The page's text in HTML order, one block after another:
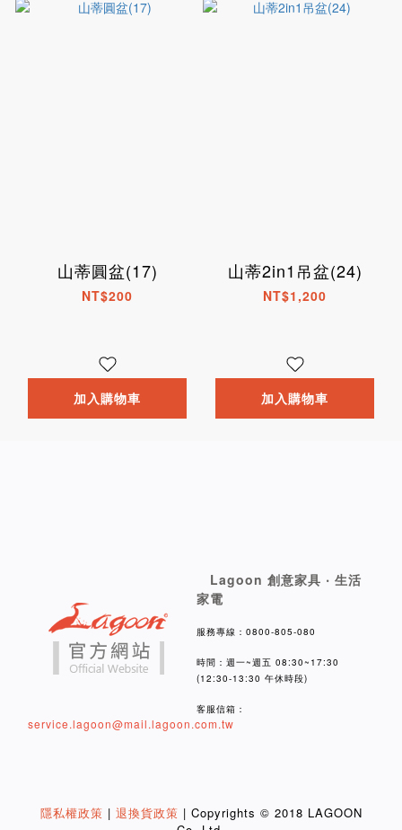
山蒂圓盆(17)
NT$200
加入購物車
山蒂2in1吊盆(24)
NT$1,200
加入購物車
Lagoon 創意家具 ‧ 生活
家電
服務專線：0800-805-080
時間：週一~週五 08:30~17:30
(12:30-13:30 午休時段)
客服信箱：
service.lagoon@mail.lagoon.com.tw
隱私權政策 | 退換貨政策 | Copyrights © 2018 LAGOON